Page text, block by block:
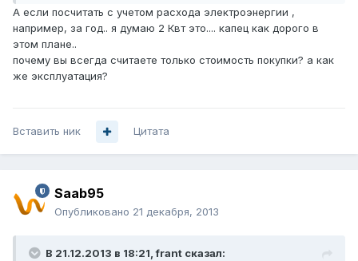
А если посчитать с учетом расхода электроэнергии ,
например, за год.. я думаю 2 Квт это.... капец как дорого в
этом плане..
почему вы всегда считаете только стоимость покупки? а как
же эксплуатация?
Вставить ник Цитата
Saab95
Опубликовано 21 декабря, 2013
В 21.12.2013 в 18:21, frant сказал: